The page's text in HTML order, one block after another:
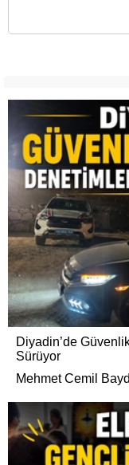
Diyadin’de
Sürüyor
Mehmet Cemil